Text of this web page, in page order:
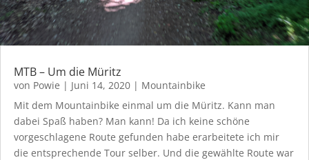
MTB – Um die Müritz
von Powie | Juni 14, 2020 | Mountainbike
Mit dem Mountainbike einmal um die Müritz. Kann man
dabei Spaß haben? Man kann! Da ich keine schöne
vorgeschlagene Route gefunden habe erarbeitete ich mir
die entsprechende Tour selber. Und die gewählte Route war